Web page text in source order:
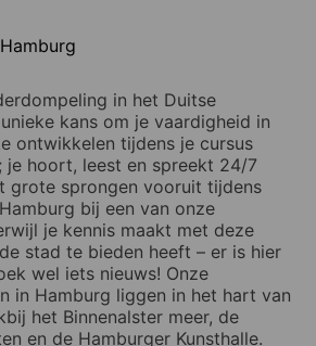
in het Duitse
kans om je vaardigheid in
ontwikkelen tijdens je cursus
je hoort, leest en spreekt 24/7
grote sprongen vooruit tijdens
bij een van onze
je kennis maakt met deze
stad te bieden heeft – er is hier
wel iets nieuws! Onze
in Hamburg liggen in het hart van
het Binnenalster meer, de
en de Hamburger Kunsthalle.